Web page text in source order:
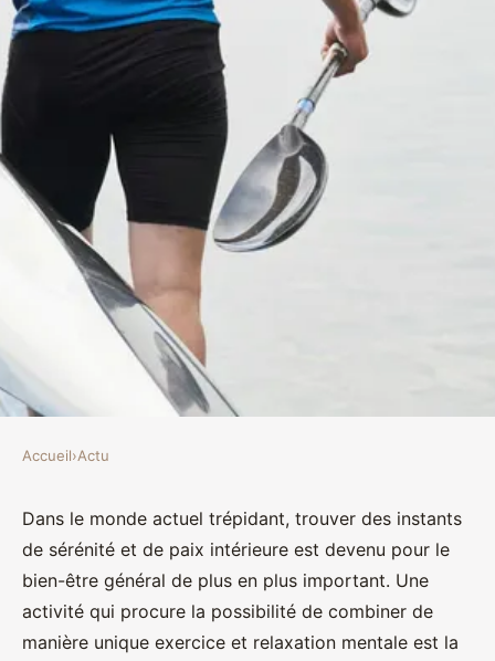
Les sports qui facilitent la
méditation (escalade, yoga,
paddle, autres)
Amir•13 novembre 2023•2 min de lecture
Accueil›Actu
Dans le monde actuel trépidant, trouver des instants
de sérénité et de paix intérieure est devenu pour le
bien-être général de plus en plus important. Une
activité qui procure la possibilité de combiner de
manière unique exercice et relaxation mentale est la